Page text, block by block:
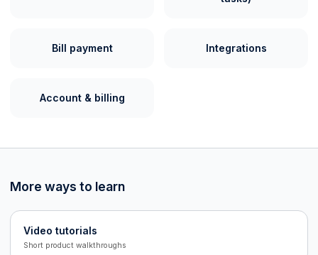
Bill payment Integrations
Account & billing
More ways to learn
Video tutorials
Short product walkthroughs